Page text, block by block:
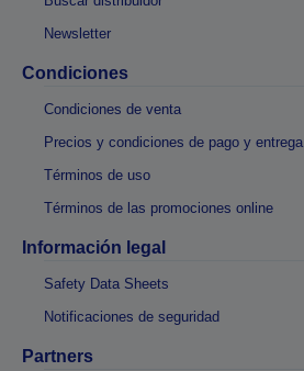
Newsletter
Condiciones
Condiciones de venta
Precios y condiciones de pago y entrega
Términos de uso
Términos de las promociones online
Información legal
Safety Data Sheets
Notificaciones de seguridad
Partners